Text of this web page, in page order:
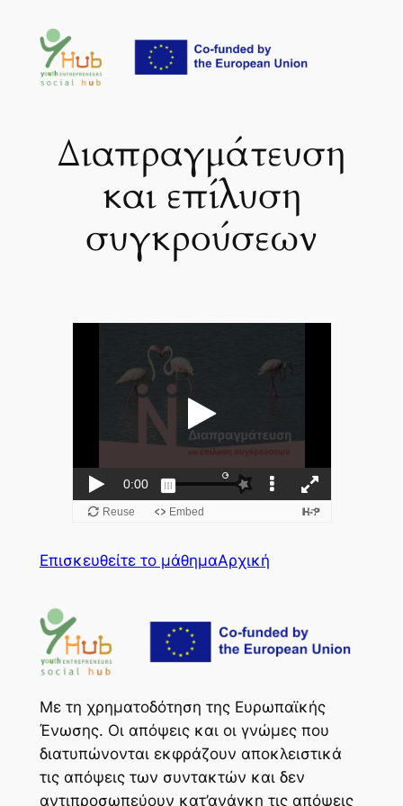
περιεχόμενο
Διαπραγμάτευση
και επίλυση
συγκρούσεων
Επισκευθείτε το μάθημαΑρχική
Με τη χρηματοδότηση της Ευρωπαϊκής
Ένωσης. Οι απόψεις και οι γνώμες που
διατυπώνονται εκφράζουν αποκλειστικά
τις απόψεις των συντακτών και δεν
αντιπροσωπεύουν κατ’ανάγκη τις απόψεις